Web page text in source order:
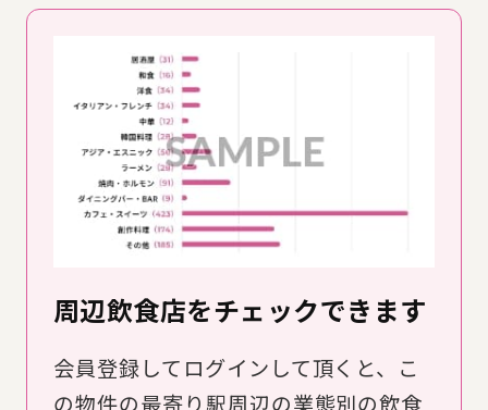
周辺飲食店をチェックできます
会員登録してログインして頂くと、こ
の物件の最寄り駅周辺の業態別の飲食